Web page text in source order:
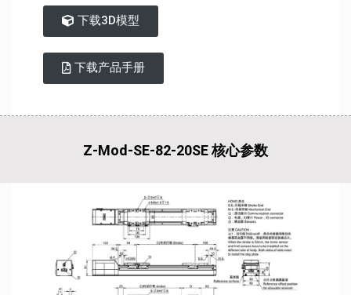
下载3D模型
下载产品手册
Z-Mod-SE-82-20SE 核心参数